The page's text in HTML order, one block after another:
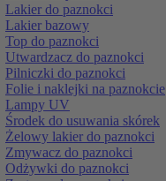
Lakier do paznokci
Lakier bazowy
Top do paznokci
Utwardzacz do paznokci
Pilniczki do paznokci
Folie i naklejki na paznokcie
Lampy UV
Środek do usuwania skórek
Żelowy lakier do paznokci
Zmywacz do paznokci
Odżywki do paznokci